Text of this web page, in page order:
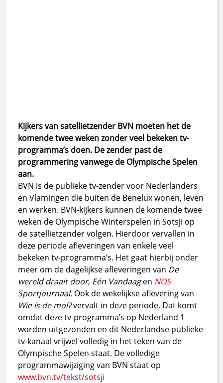
Kijkers van satellietzender BVN moeten het de
komende twee weken zonder veel bekeken tv-
programma’s doen. De zender past de
programmering vanwege de Olympische Spelen
aan.
BVN is de publieke tv-zender voor Nederlanders
en Vlamingen die buiten de Benelux wonen, leven
en werken. BVN-kijkers kunnen de komende twee
weken de Olympische Winterspelen in Sotsji op
de satellietzender volgen. Hierdoor vervallen in
deze periode afleveringen van enkele veel
bekeken tv-programma’s. Het gaat hierbij onder
meer om de dagelijkse afleveringen van De
wereld draait door, Eén Vandaagen NOS
Sportjournaal. Ook de wekelijkse aflevering van
Wie is de mol?vervalt in deze periode. Dat komt
omdat deze tv-programma’s op Nederland 1
worden uitgezonden en dit Nederlandse publieke
tv-kanaal vrijwel volledig in het teken van de
Olympische Spelen staat. De volledige
programmawijziging van BVN staat op
www.bvn.tv/tekst/sotsji